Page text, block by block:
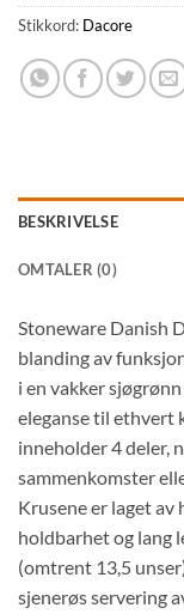
Stikkord: Dacore
BESKRIVELSE
OMTALER (0)
Stoneware Danish
blanding av
i en vakker
eleganse til ethvert
inneholder 4 deler,
sammenkomster
Krusene er laget
holdbarhet og lang
(omtrent 13,5
sjenerøs servering